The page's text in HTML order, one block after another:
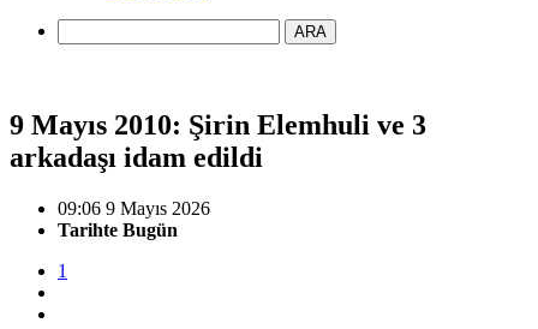
ARA
9 Mayıs 2010: Şirin Elemhuli ve 3
arkadaşı idam edildi
09:06 9 Mayıs 2026
Tarihte Bugün
1